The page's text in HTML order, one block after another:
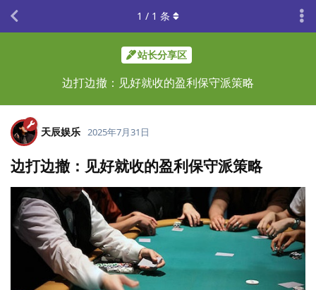
站长分享区
边打边撤：见好就收的盈利保守派策略
1 / 1 条
天辰娱乐 2025年7月31日
边打边撤：见好就收的盈利保守派策略